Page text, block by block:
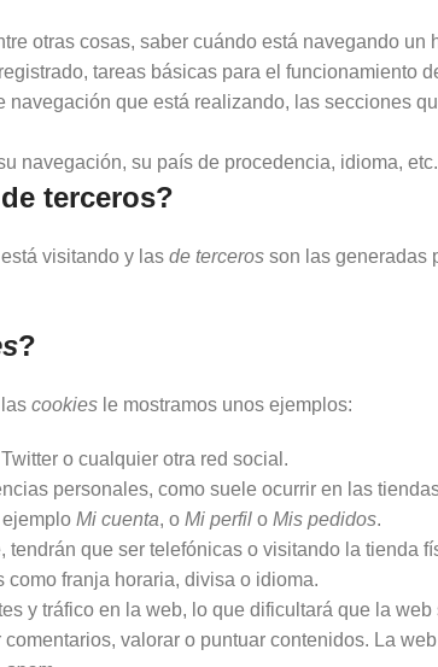
otras cosas, saber cuándo está navegando un
tareas básicas para el funcionamiento
que está realizando, las secciones
navegación, su país de procedencia, idioma, etc.
terceros?
visitando y las de terceros son las generadas
?
cookies le mostramos unos ejemplos:
o cualquier otra red social.
personales, como suele ocurrir en las
Mi cuenta, o Mi perfil o Mis pedidos.
que ser telefónicas o visitando la tienda
franja horaria, divisa o idioma.
y tráfico en la web, lo que dificultará que la web
valorar o puntuar contenidos. La